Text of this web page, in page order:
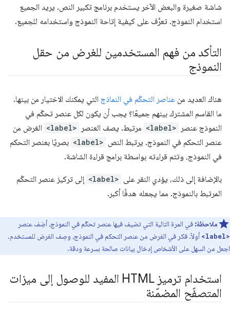
شاشة صغيرة والبعض الآخر يستخدم برنامج تكبير النص. يريد الجميع
استخدام النموذج. تعرَّف على كيفية إتاحة النموذج واستخدامه للجميع.
التأكد من فهم المستخدمين للغرض من حقل
النموذج
هناك العديد من عناصر التحكّم في النماذج التي يمكنك الاختيار من بينها.
ما القاسم المشترك بينهم جميعًا؟ يجب أن يكون لكل عنصر تحكّم في
النموذج عنصر
<label> مرتبط. يصف العنصر <label> الغرض من
عنصر التحكم في النموذج. يرتبط النص <label> بصريًا بعنصر التحكم
في النموذج، وتتم قراءته بواسطة برامج قراءة الشاشة.
بالإضافة إلى ذلك، يؤدي النقر على <label> إلى تركيز عنصر التحكّم
المرتبط بالنموذج. مما يجعله هدفًا أكبر.
ملاحظة: في المرة التالية التي تضيف فيها عنصر تحكّم في النموذج، أضِف عنصر
<label> أولاً. فكر في الغرض من عنصر التحكم في النموذج، وصِف الغرض للمستخدم.
اجعل من السهل على الأشخاص إدخال بيانات صالحة بسرعة ودقة.
استخدام ترميز HTML المفيد للوصول إلى ميزات
المتصفّح المضمّنة